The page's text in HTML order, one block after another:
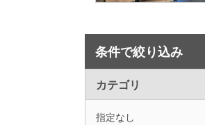
条件で絞り込み
カテゴリ
指定なし